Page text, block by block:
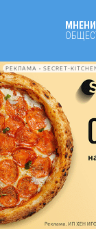
РЕКЛАМА • SECRET-